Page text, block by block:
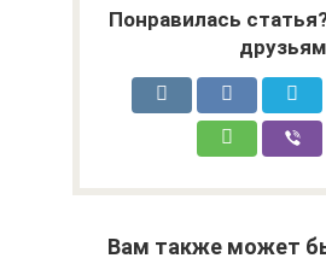
Понравилась
Вам также может